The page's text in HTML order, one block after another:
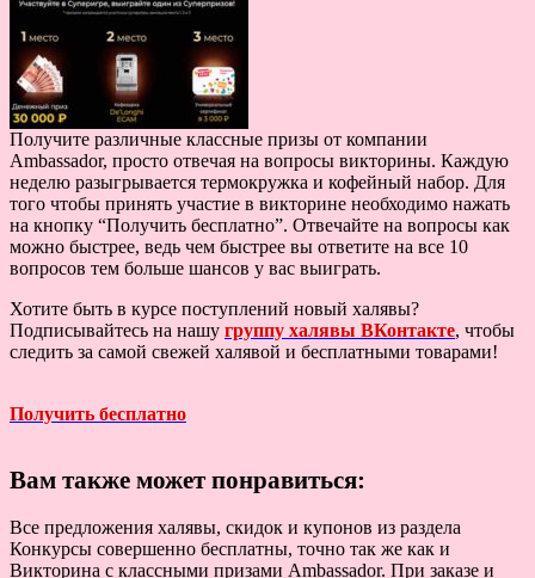
Получите различные классные призы от компании
Ambassador, просто отвечая на вопросы викторины. Каждую
неделю разыгрывается термокружка и кофейный набор. Для
того чтобы принять участие в викторине необходимо нажать
на кнопку “Получить бесплатно”. Отвечайте на вопросы как
можно быстрее, ведь чем быстрее вы ответите на все 10
вопросов тем больше шансов у вас выиграть.
Хотите быть в курсе поступлений новый халявы?
Подписывайтесь на нашу группу халявы ВКонтакте, чтобы
следить за самой свежей халявой и бесплатными товарами!
Получить бесплатно
Вам также может понравиться:
Все предложения халявы, скидок и купонов из раздела
Конкурсы совершенно бесплатны, точно так же как и
Викторина с классными призами Ambassador. При заказе и